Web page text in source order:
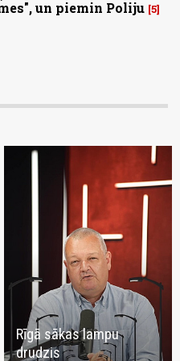
un piemin Poliju 5
Rīgā sākas lampu
drudzis